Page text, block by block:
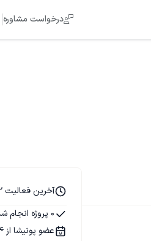
درخواست مشاوره
آخرین فعالیت 12 مهر 1404
0 پروژه انجام شده
عضو پونیشا از 04 مهر 1404